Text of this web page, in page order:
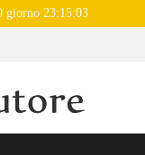
giorno 23:15:02